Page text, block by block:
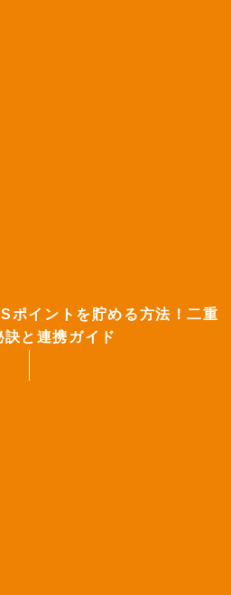
ポイントを貯める方法！二重
訣と連携ガイド